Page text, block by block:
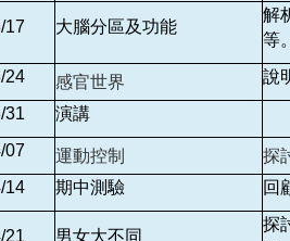
17 大腦分區及功能
解
等
24 感官世界
說
31
演講
07 運動控制
探
14 期中測驗 回
21 男女大不同
探